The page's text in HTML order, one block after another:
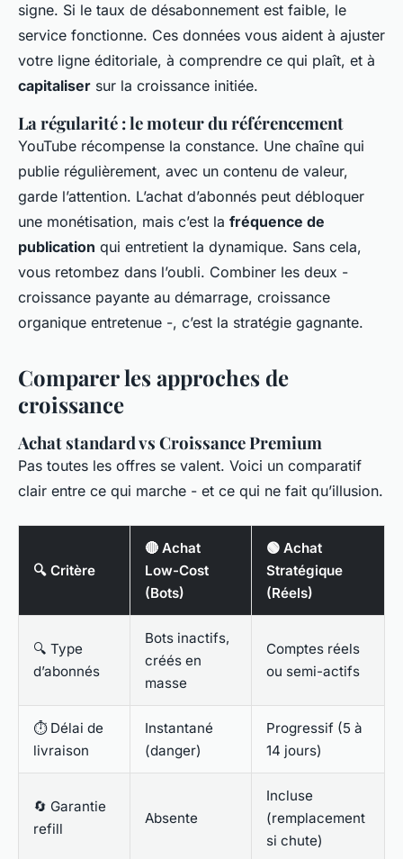
signe. Si le taux de désabonnement est faible, le
service fonctionne. Ces données vous aident à ajuster
votre ligne éditoriale, à comprendre ce qui plaît, et à
capitaliser sur la croissance initiée.
La régularité : le moteur du référencement
YouTube récompense la constance. Une chaîne qui
publie régulièrement, avec un contenu de valeur,
garde l’attention. L’achat d’abonnés peut débloquer
une monétisation, mais c’est la fréquence de
publication qui entretient la dynamique. Sans cela,
vous retombez dans l’oubli. Combiner les deux -
croissance payante au démarrage, croissance
organique entretenue -, c’est la stratégie gagnante.
Comparer les approches de
croissance
Achat standard vs Croissance Premium
Pas toutes les offres se valent. Voici un comparatif
clair entre ce qui marche - et ce qui ne fait qu’illusion.
🔍 Critère
🔴 Achat
Low-Cost
(Bots)
🟢 Achat
Stratégique
(Réels)
🔍 Type
d’abonnés
Bots inactifs,
créés en
masse
Comptes réels
ou semi-actifs
⏱️ Délai de
livraison
Instantané
(danger)
Progressif (5 à
14 jours)
🔄 Garantie
refill
Absente
Incluse
(remplacement
si chute)